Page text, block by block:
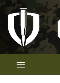
Скип
цонтент
Први војни